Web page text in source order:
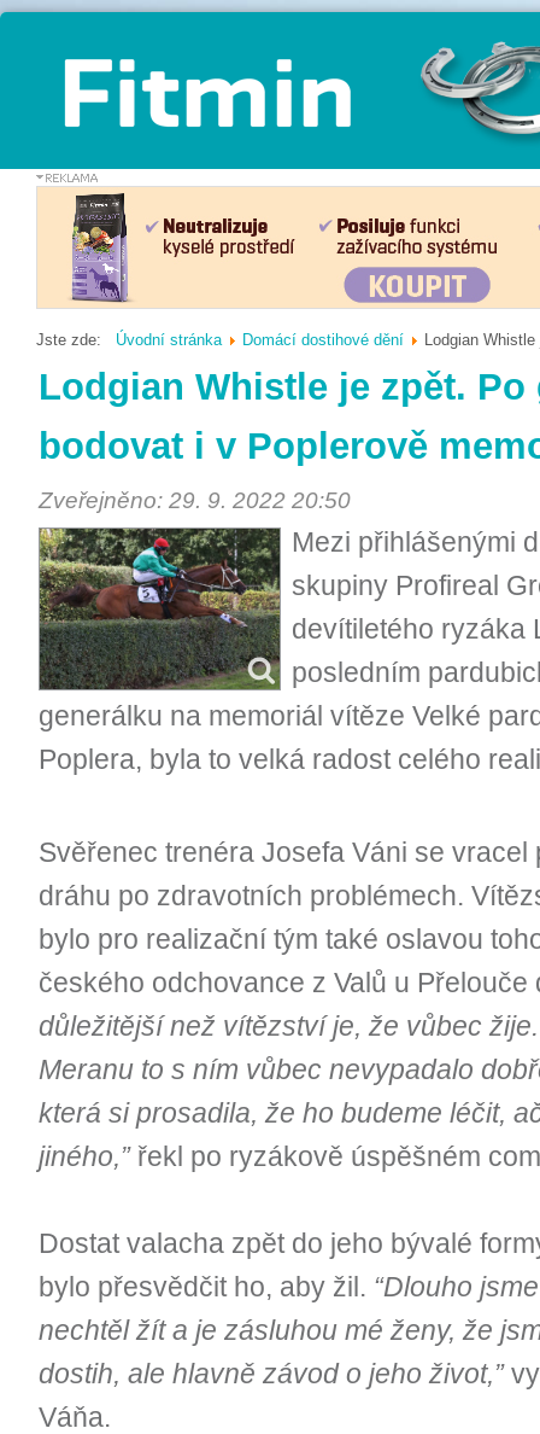
Jste zde: Úvodní stránka Domácí dostihové dění Lodgian
Lodgian Whistle je zpět. Po
bodovat i v Poplerově
Zveřejněno: 29. 9. 2022 20:50
Mezi přihlášenými
skupiny Profireal
devítiletého ryzáka
posledním
generálku na memoriál vítěze Velké
Poplera, byla to velká radost celého
Svěřenec trenéra Josefa Váni se
dráhu po zdravotních problémech.
bylo pro realizační tým také oslavou
českého odchovance z Valů u
důležitější než vítězství je, že vůbec
Meranu to s ním vůbec nevypadalo
která si prosadila, že ho budeme léčit,
jiného,”řekl po ryzákově úspěšném
Dostat valacha zpět do jeho bývalé
bylo přesvědčit ho, aby žil. “Dlouho
nechtěl žít a je zásluhou mé ženy, že
dostih, ale hlavně závod o jeho život,”
Váňa.